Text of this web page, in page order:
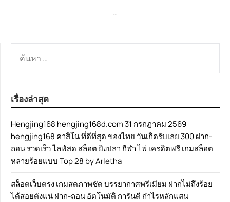
…
สำหรับ:
เรื่องล่าสุด
Hengjing168 hengjing168d.com 31 กรกฎาคม 2569
hengjing168 คาสิโน ที่ดีที่สุด ของไทย วันเกิดรับเลย 300 ฝาก-
ถอน รวดเร็ว ไลฟ์สด สล็อต ยิงปลา กีฬา ไพ่ เครดิตฟรี เกมสล็อต
หลายร้อยแบบ Top 28 by Arletha
สล็อตเว็บตรง เกมสดภาพชัด บรรยากาศพรีเมียม ฝากไม่ถึงร้อย
ได้สอยตังแน่ ฝาก-ถอน อัตโนมัติ การันตี กำไรหลักแสน